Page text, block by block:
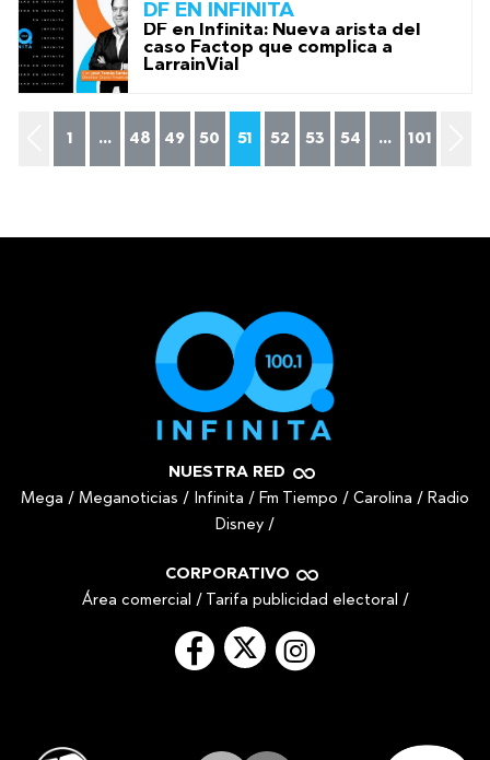
DF EN INFINITA
DF en Infinita: Nueva arista del
caso Factop que complica a
LarrainVial
1 ... 48 49 50 51 52 53 54 ... 101
NUESTRA RED
Mega / Meganoticias / Infinita / Fm Tiempo / Carolina / Radio
Disney /
CORPORATIVO
Área comercial / Tarifa publicidad electoral /